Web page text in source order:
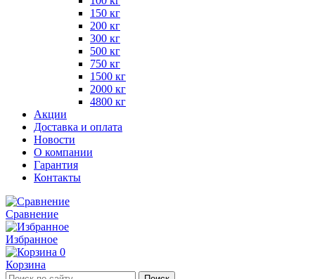
150 кг
200 кг
300 кг
500 кг
750 кг
1500 кг
2000 кг
4800 кг
Акции
Доставка и оплата
Новости
О компании
Гарантия
Контакты
Сравнение
Избранное
0
Корзина